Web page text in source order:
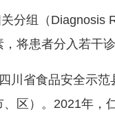
组（Diagnosis
将患者分入若干
省食品安全示范
区）。2021年